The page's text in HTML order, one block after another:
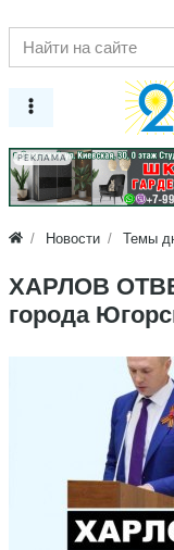
РЕКЛАМА
Новости Темы
ХАРЛОВ
города